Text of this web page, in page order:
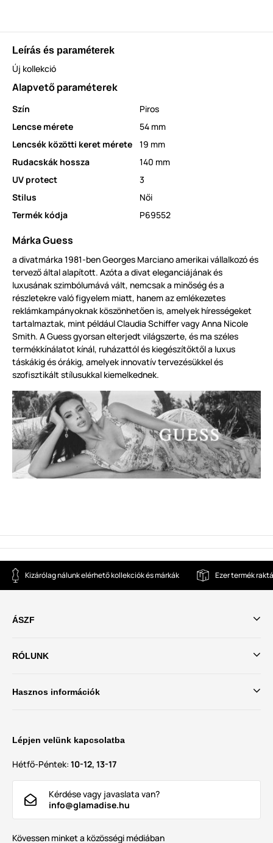
Leírás és paraméterek
Új kollekció
Alapvető paraméterek
Szín
Piros
Lencse mérete
54 mm
Lencsék közötti keret mérete
19 mm
Rudacskák hossza
140 mm
UV protect
3
Stilus
Női
Termék kódja
P69552
Márka Guess
a divatmárka 1981-ben Georges Marciano amerikai vállalkozó és
tervező által alapított. Azóta a divat eleganciájának és
luxusának szimbólumává vált, nemcsak a minőség és a
részletekre való figyelem miatt, hanem az emlékezetes
reklámkampányoknak köszönhetően is, amelyek hírességeket
tartalmaztak, mint például Claudia Schiffer vagy Anna Nicole
Smith. A Guess gyorsan elterjedt világszerte, és ma széles
termékkínálatot kínál, ruházattól és kiegészítőktől a luxus
táskákig és órákig, amelyek innovatív tervezésükkel és
szofisztikált stílusukkal kiemelkednek.
Kizárólag nálunk elérhető kollekciók és márkák Ezer termék
ÁSZF
RÓLUNK
Hasznos információk
Lépjen velünk kapcsolatba
Hétfő-Péntek: 10-12, 13-17
Kérdése vagy javaslata van?
info@glamadise.hu
Kövessen minket a közösségi médiában